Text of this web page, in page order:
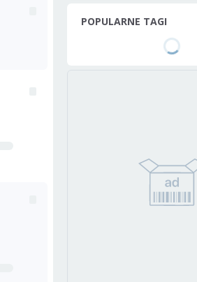
POPULARNE TAGI